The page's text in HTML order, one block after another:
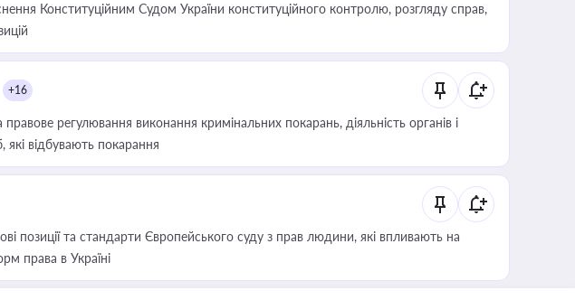
Конституційним Судом України конституційного контролю, розгляду справ,
+16
регулювання виконання кримінальних покарань, діяльність органів і
які відбувають покарання
позиції та стандарти Європейського суду з прав людини, які впливають на
права в Україні